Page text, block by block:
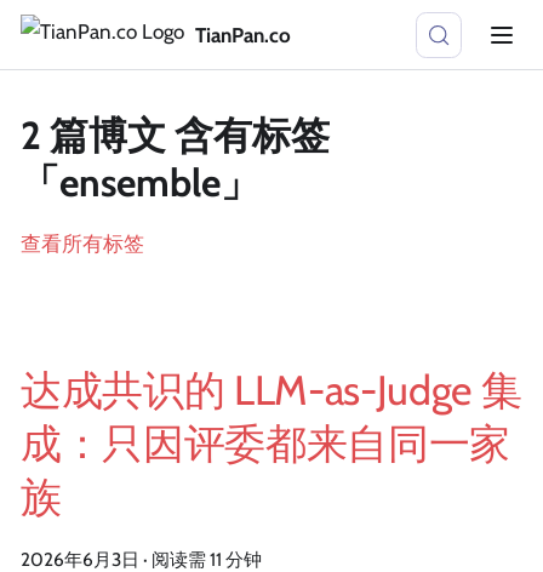
TianPan.co
2 篇博文 含有标签
「ensemble」
查看所有标签
达成共识的 LLM-as-Judge 集
成：只因评委都来自同一家
族
2026年6月3日 · 阅读需 11 分钟